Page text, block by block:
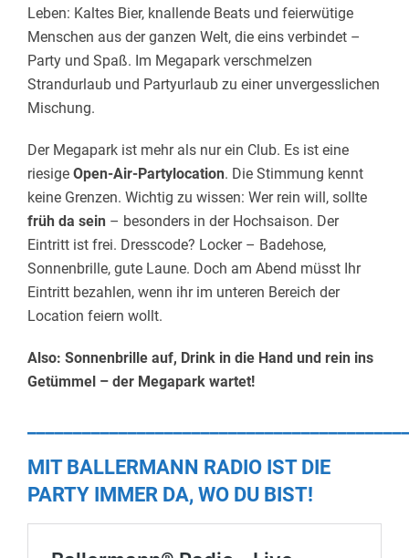
Leben: Kaltes Bier, knallende Beats und feierwütige
Menschen aus der ganzen Welt, die eins verbindet –
Party und Spaß. Im Megapark verschmelzen
Strandurlaub und Partyurlaub zu einer unvergesslichen
Mischung.
Der Megapark ist mehr als nur ein Club. Es ist eine
riesige Open-Air-Partylocation. Die Stimmung kennt
keine Grenzen. Wichtig zu wissen: Wer rein will, sollte
früh da sein – besonders in der Hochsaison. Der
Eintritt ist frei. Dresscode? Locker – Badehose,
Sonnenbrille, gute Laune. Doch am Abend müsst Ihr
Eintritt bezahlen, wenn ihr im unteren Bereich der
Location feiern wollt.
Also: Sonnenbrille auf, Drink in die Hand und rein ins
Getümmel – der Megapark wartet!
MIT BALLERMANN RADIO IST DIE
PARTY IMMER DA, WO DU BIST!